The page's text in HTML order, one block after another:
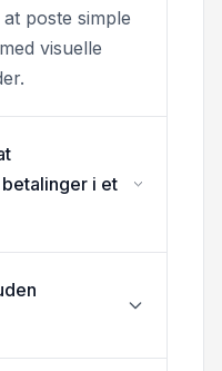
poste simple
visuelle
i et